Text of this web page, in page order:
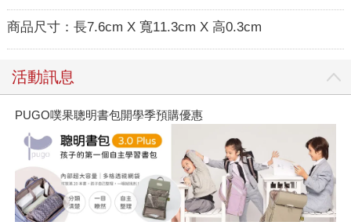
商品尺寸： 長7.6cm X 寬11.3cm X 高0.3cm
活動訊息
PUGO噗果聰明書包開學季預購優惠